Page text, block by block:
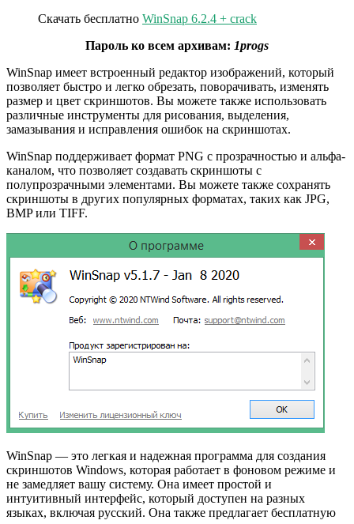
Скачать бесплатно WinSnap 6.2.4 + crack
Пароль ко всем архивам: 1progs
WinSnap имеет встроенный редактор изображений, который
позволяет быстро и легко обрезать, поворачивать, изменять
размер и цвет скриншотов. Вы можете также использовать
различные инструменты для рисования, выделения,
замазывания и исправления ошибок на скриншотах.
WinSnap поддерживает формат PNG с прозрачностью и альфа-
каналом, что позволяет создавать скриншоты с
полупрозрачными элементами. Вы можете также сохранять
скриншоты в других популярных форматах, таких как JPG,
BMP или TIFF.
WinSnap — это легкая и надежная программа для создания
скриншотов Windows, которая работает в фоновом режиме и
не замедляет вашу систему. Она имеет простой и
интуитивный интерфейс, который доступен на разных
языках, включая русский. Она также предлагает бесплатную